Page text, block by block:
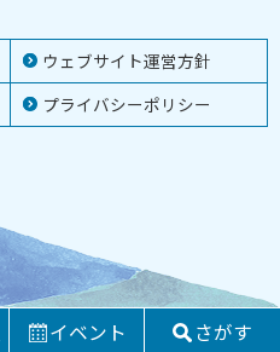
ウェブサイト運営方針
プライバシーポリシー
イベント さがす